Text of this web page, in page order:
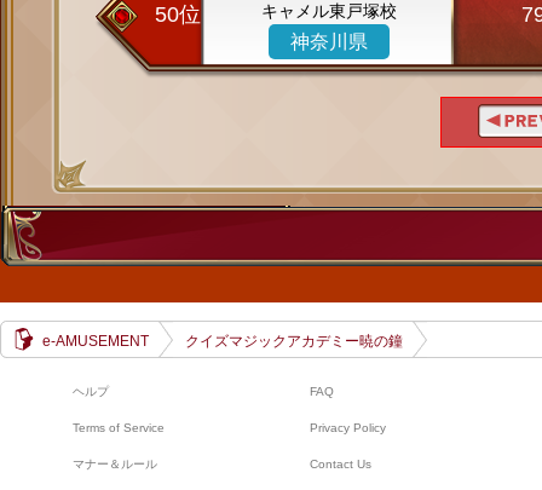
50位 キャメル東戸塚校
神奈川県
e-AMUSEMENT クイズマジックアカデミー暁の鐘
ヘルプ FAQ
Terms of Service Privacy Policy
マナー＆ルール Contact Us